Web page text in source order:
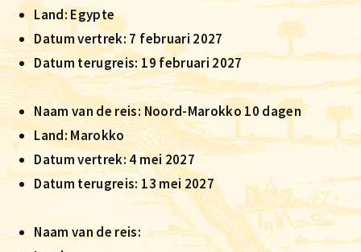
Land: Egypte
Datum vertrek: 7 februari 2027
Datum terugreis: 19 februari 2027
Naam van de reis: Noord-Marokko 10 dagen
Land: Marokko
Datum vertrek: 4 mei 2027
Datum terugreis: 13 mei 2027
Naam van de reis: